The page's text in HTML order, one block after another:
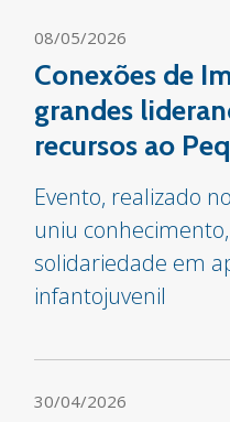
08/05/2026
Conexões de
grandes
recursos ao
Evento, realizado
uniu
solidariedade em
infantojuvenil
30/04/2026